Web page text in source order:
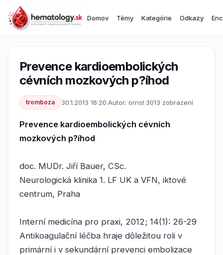
Domov Témy Kategórie Odkazy
Prevence kardioembolických
cévních mozkových p?íhod
tromboza 30.1.2013 16:20·Autor: ornst·3013 zobrazení
Prevence kardioembolických cévních
mozkových p?íhod
doc. MUDr. Jiří Bauer, CSc.
Neurologická klinika 1. LF UK a VFN, iktové
centrum, Praha
Interní medicína pro praxi, 2012; 14(1): 26-29
Antikoagulační léčba hraje dôležitou roli v
primární i v sekundární prevenci embolizace